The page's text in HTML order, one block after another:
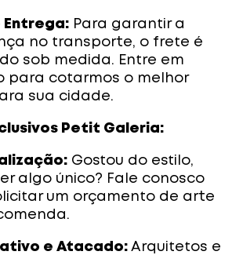
Entrega: Para garantir a
no transporte, o frete é
sob medida. Entre em
para cotarmos o melhor
sua cidade.
Petit Galeria:
Gostou do estilo,
algo único? Fale conosco
um orçamento de arte
e Atacado: Arquitetos e